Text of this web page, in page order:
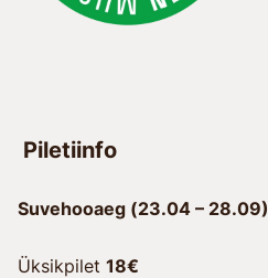
Piletiinfo
Suvehooaeg (23.04 – 28.09)
Üksikpilet 18€